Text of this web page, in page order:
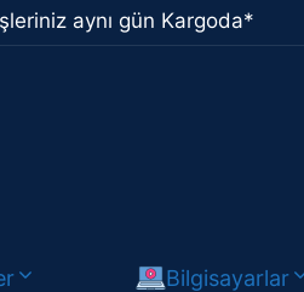
aynı gün Kargoda*
Bilgisayarlar